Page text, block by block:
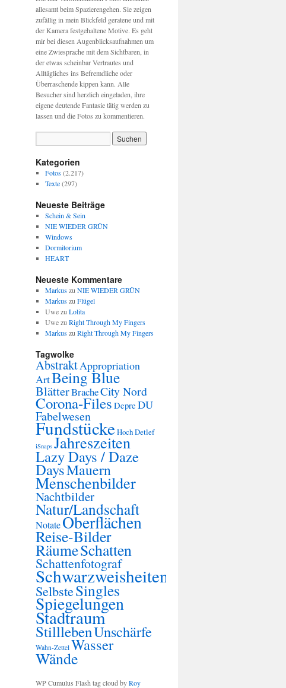
allesamt beim Spazierengehen. Sie zeigen
zufällig in mein Blickfeld geratene und mit
der Kamera festgehaltene Motive. Es geht
mir bei diesen Augenblicksaufnahmen um
eine Zwiesprache mit dem Sichtbaren, in
der etwas scheinbar Vertrautes und
Alltägliches ins Befremdliche oder
Überraschende kippen kann. Alle
Besucher sind herzlich eingeladen, ihre
eigene deutende Fantasie tätig werden zu
lassen und die Fotos zu kommentieren.
Kategorien
Fotos(2.217)
Texte(297)
Neueste Beiträge
Schein & Sein
NIE WIEDER GRÜN
Windows
Dormitorium
HEART
Neueste Kommentare
Markuszu NIE WIEDER GRÜN
Markuszu Flügel
Uwezu Lolita
Uwezu Right Through My Fingers
Markuszu Right Through My Fingers
Tagwolke
AbstraktAppropriation
ArtBeing Blue
BlätterBracheCity Nord
Corona-Files Depre DU
Fabelwesen
FundstückeHoch Detlef
iSnaps Jahreszeiten
Lazy Days / Daze
DaysMauern
Menschenbilder
Nachtbilder
Natur/Landschaft
NotateOberflächen
Reise-Bilder
RäumeSchatten
Schattenfotograf
Schwarzweisheiten
SelbsteSingles
Spiegelungen
Stadtraum
StilllebenUnschärfe
Wahn-Zettel Wasser
Wände
WP Cumulus Flash tag cloud byRoy